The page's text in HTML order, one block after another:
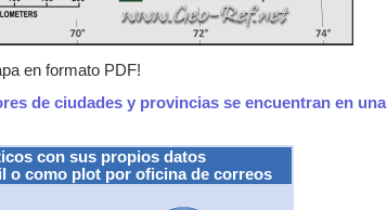
en formato PDF!
de ciudades y provincias se encuentran en una
con sus propios datos
o como plot por oficina de correos